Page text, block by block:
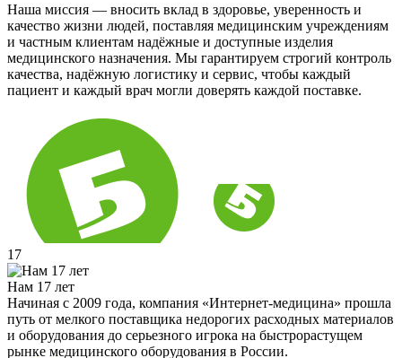
Наша миссия — вносить вклад в здоровье, уверенность и
качество жизни людей, поставляя медицинским учреждениям
и частным клиентам надёжные и доступные изделия
медицинского назначения. Мы гарантируем строгий контроль
качества, надёжную логистику и сервис, чтобы каждый
пациент и каждый врач могли доверять каждой поставке.
17
Нам 17 лет
Начиная с 2009 года, компания «Интернет-медицина» прошла
путь от мелкого поставщика недорогих расходных материалов
и оборудования до серьезного игрока на быстрорастущем
рынке медицинского оборудования в России.